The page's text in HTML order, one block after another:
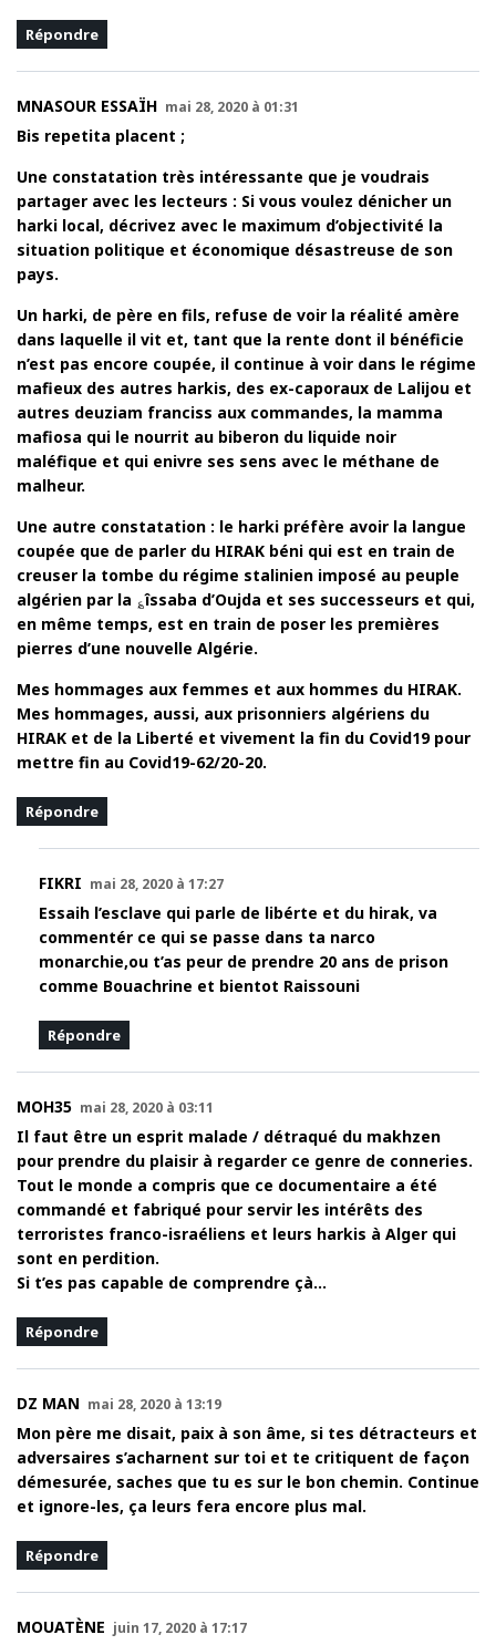
Répondre
MNASOUR ESSAÏH mai 28, 2020 à 01:31
Bis repetita placent ;
Une constatation très intéressante que je voudrais
partager avec les lecteurs : Si vous voulez dénicher un
harki local, décrivez avec le maximum d’objectivité la
situation politique et économique désastreuse de son
pays.
Un harki, de père en fils, refuse de voir la réalité amère
dans laquelle il vit et, tant que la rente dont il bénéficie
n’est pas encore coupée, il continue à voir dans le régime
mafieux des autres harkis, des ex-caporaux de Lalijou et
autres deuziam franciss aux commandes, la mamma
mafiosa qui le nourrit au biberon du liquide noir
maléfique et qui enivre ses sens avec le méthane de
malheur.
Une autre constatation : le harki préfère avoir la langue
coupée que de parler du HIRAK béni qui est en train de
creuser la tombe du régime stalinien imposé au peuple
algérien par la ؏îssaba d’Oujda et ses successeurs et qui,
en même temps, est en train de poser les premières
pierres d’une nouvelle Algérie.
Mes hommages aux femmes et aux hommes du HIRAK.
Mes hommages, aussi, aux prisonniers algériens du
HIRAK et de la Liberté et vivement la fin du Covid19 pour
mettre fin au Covid19-62/20-20.
Répondre
FIKRI mai 28, 2020 à 17:27
Essaih l’esclave qui parle de libérte et du hirak, va
commentér ce qui se passe dans ta narco
monarchie,ou t’as peur de prendre 20 ans de prison
comme Bouachrine et bientot Raissouni
Répondre
MOH35 mai 28, 2020 à 03:11
Il faut être un esprit malade / détraqué du makhzen
pour prendre du plaisir à regarder ce genre de conneries.
Tout le monde a compris que ce documentaire a été
commandé et fabriqué pour servir les intérêts des
terroristes franco-israéliens et leurs harkis à Alger qui
sont en perdition.
Si t’es pas capable de comprendre çà…
Répondre
DZ MAN mai 28, 2020 à 13:19
Mon père me disait, paix à son âme, si tes détracteurs et
adversaires s’acharnent sur toi et te critiquent de façon
démesurée, saches que tu es sur le bon chemin. Continue
et ignore-les, ça leurs fera encore plus mal.
Répondre
MOUATÈNE juin 17, 2020 à 17:17